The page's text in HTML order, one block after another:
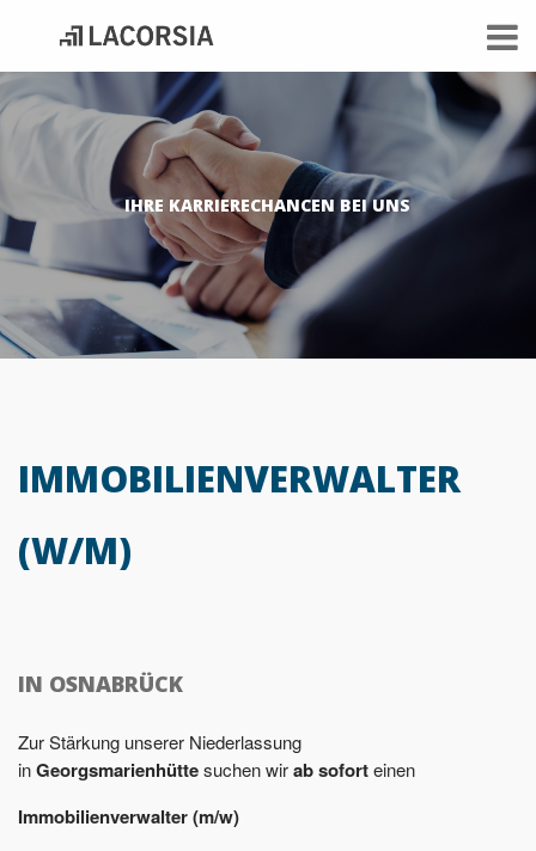
IHRE KARRIERECHANCEN BEI UNS
IMMOBILIENVERWALTER
(W/M)
IN OSNABRÜCK
Zur Stärkung unserer Niederlassung
inGeorgsmarienhüttesuchen wirab soforteinen
Immobilienverwalter (m/w)